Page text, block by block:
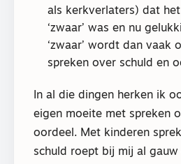
als kerkverlaters) dat
‘zwaar’ was en nu
‘zwaar’ wordt dan vaak
spreken over schuld en
In al die dingen herken ik
eigen moeite met spreken
oordeel. Met kinderen
schuld roept bij mij al